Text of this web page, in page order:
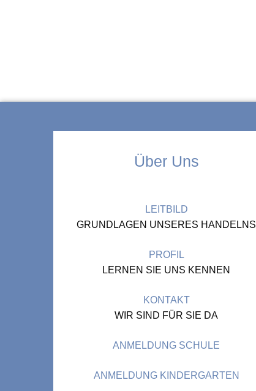
Über Uns
LEITBILD
GRUNDLAGEN UNSERES HANDELNS
PROFIL
LERNEN SIE UNS KENNEN
KONTAKT
WIR SIND FÜR SIE DA
ANMELDUNG SCHULE
ANMELDUNG KINDERGARTEN